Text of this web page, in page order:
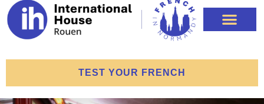
TEST YOUR FRENCH